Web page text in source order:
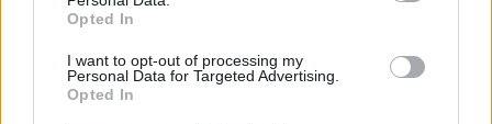
Opted In
I want to opt-out of processing my
Personal Data for Targeted Advertising.
Opted In
οικογένειες ανθρώπων που μόλις γνώριζα η δε με
ξέρανε και καθόλου. Και κάπου εκεί αναρωτήθηκα αν
είναι πράγματι τόσο μεγαλόψυχοι; Εμείς στη χώρα μου
δεν συμπεριφερόμαστε ανάλογα, στην πραγματικότητα,